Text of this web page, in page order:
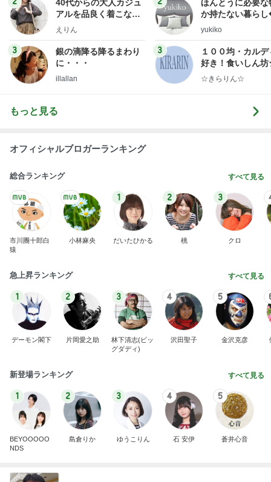
40代からの大人カジュ
アルを品良く着こなす
ファッションブログ
えりん
3
銀の滴降る降るまわり
に・・・
illallan
ほんとうに必要な
か持たない暮ら
ep Life Simple◆
yukiko
3
１００均・カルデ
好き！食いしん
らりん☆のブログ
☆きらりん☆
もっと見る
オフィシャルブロガーランキング
総合ランキング すべて見る
市川團十郎白
猿
小林麻央
1
だいたひかる
2
桃
3
クロ
急上昇ランキング すべて見る
1
デーモン閣下
2
片岡愛之助
3
林下清志(ビッ
グダディ)
4
沢田聖子
5
金沢克彦
新登場ランキング すべて見る
1
BEYOOOOO
NDS
2
島倉りか
3
ゆうこりん
4
石 安伊
5
蒼井心音